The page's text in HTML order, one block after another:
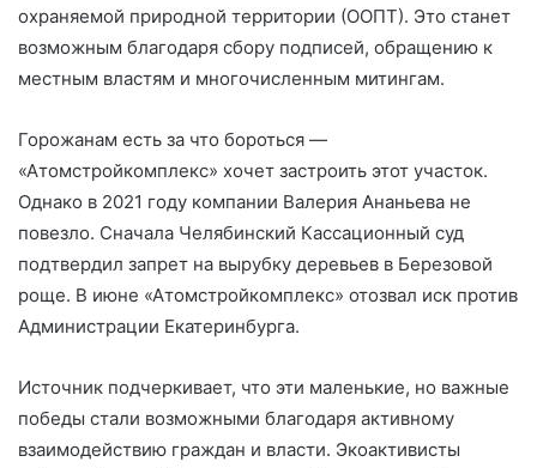
охраняемой природной территории (ООПТ). Это станет
возможным благодаря сбору подписей, обращению к
местным властям и многочисленным митингам.
Горожанам есть за что бороться ―
«Атомстройкомплекс» хочет застроить этот участок.
Однако в 2021 году компании Валерия Ананьева не
повезло. Сначала Челябинский Кассационный суд
подтвердил запрет на вырубку деревьев в Березовой
роще. В июне «Атомстройкомплекс» отозвал иск против
Администрации Екатеринбурга.
Источник подчеркивает, что эти маленькие, но важные
победы стали возможными благодаря активному
взаимодействию граждан и власти. Экоактивисты